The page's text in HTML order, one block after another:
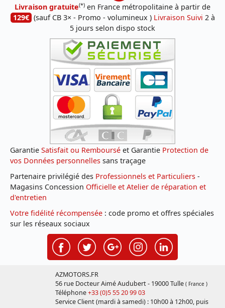
Livraison gratuite(*) en France métropolitaine à partir de
129€ (sauf CB 3× - Promo - volumineux ) Livraison Suivi 2 à
5 jours selon dispo stock
Garantie Satisfait ou Remboursé et Garantie Protection de
vos Données personnelles sans traçage
Partenaire privilégié des Professionnels et Particuliers -
Magasins Concession Officielle et Atelier de réparation et
d'entretien
Votre fidélité récompensée : code promo et offres spéciales
sur les réseaux sociaux
AZMOTORS.FR
56 rue Docteur Aimé Audubert - 19000 Tulle ( France )
Téléphone+33 (0)5 55 20 99 03
Service Client (mardi à samedi) : 10h00 à 12h00, puis